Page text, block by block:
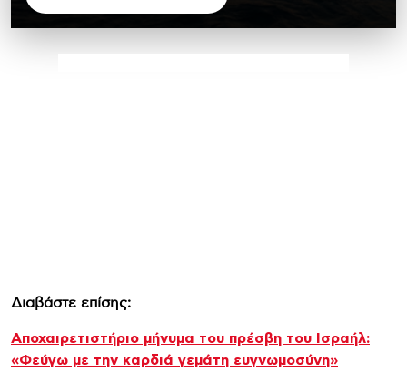
Διαβάστε επίσης:
Αποχαιρετιστήριο μήνυμα του πρέσβη του Ισραήλ:
«Φεύγω με την καρδιά γεμάτη ευγνωμοσύνη»